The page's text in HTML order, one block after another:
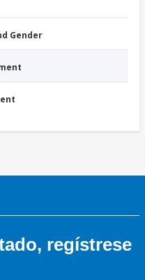
Gender
regístrese